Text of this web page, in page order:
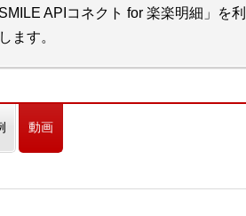
SMILE APIコネクト for 楽楽明細」を
ます。
動画